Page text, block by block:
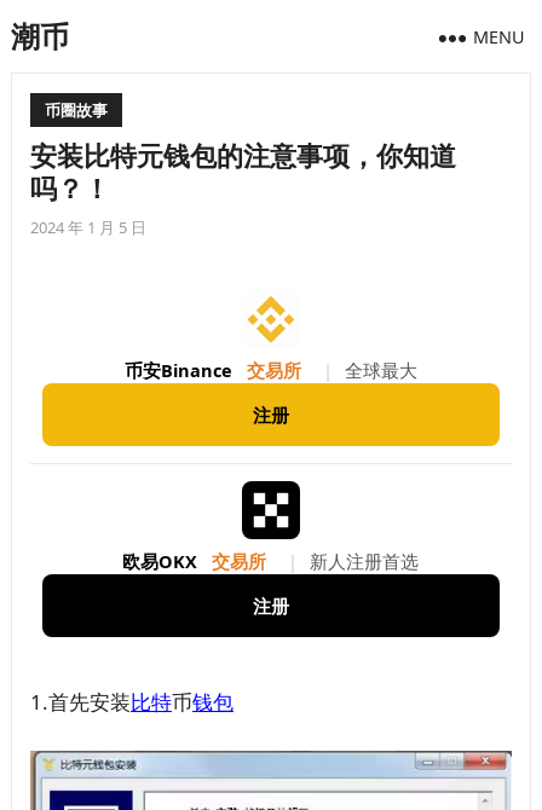
潮币 MENU
币圈故事
安装比特元钱包的注意事项，你知道
吗？！
2024 年 1 月 5 日
币安Binance 交易所 |
全球最大
注册
欧易OKX 交易所 |
新人注册首选
注册
1.首先安装比特币钱包